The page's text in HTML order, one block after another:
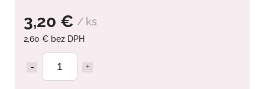
3,20 € / ks
2,60 € bez DPH